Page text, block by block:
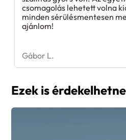
minden sérülésmentesen
ajánlom!